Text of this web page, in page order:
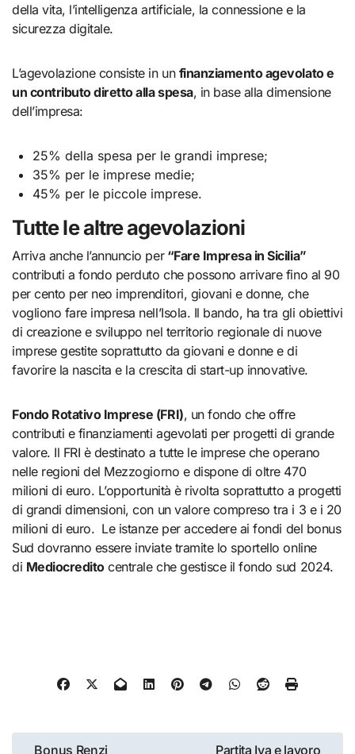
della vita, l’intelligenza artificiale, la connessione e la
sicurezza digitale.
L’agevolazione consiste in un finanziamento agevolato e
un contributo diretto alla spesa, in base alla dimensione
dell’impresa:
25% della spesa per le grandi imprese;
35% per le imprese medie;
45% per le piccole imprese.
Tutte le altre agevolazioni
Arriva anche l’annuncio per“Fare Impresa in Sicilia”
contributi a fondo perduto che possono arrivare fino al 90
per cento per neo imprenditori, giovani e donne, che
vogliono fare impresa nell’Isola. Il bando, ha tra gli obiettivi
di creazione e sviluppo nel territorio regionale di nuove
imprese gestite soprattutto da giovani e donne e di
favorire la nascita e la crescita di start-up innovative.
Fondo Rotativo Imprese (FRI), un fondo che offre
contributi e finanziamenti agevolati per progetti di grande
valore. Il FRI è destinato a tutte le imprese che operano
nelle regioni del Mezzogiorno e dispone di oltre 470
milioni di euro. L’opportunità è rivolta soprattutto a progetti
di grandi dimensioni, con un valore compreso tra i 3 e i 20
milioni di euro. Le istanze per accedere ai fondi del bonus
Sud dovranno essere inviate tramite lo sportello online
di Mediocreditocentrale che gestisce il fondo sud 2024.
Navigazione
Bonus Renzi
Partita Iva e lavoro